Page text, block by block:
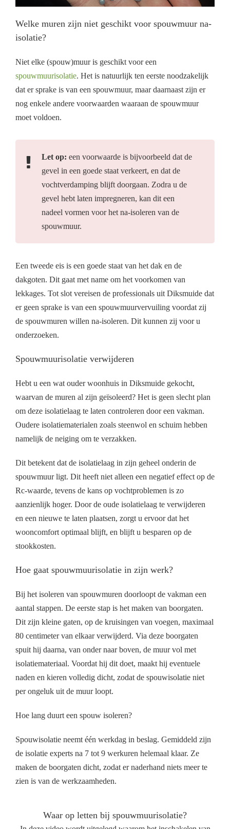
Welke muren zijn niet geschikt voor spouwmuur na-
isolatie?
Niet elke (spouw)muur is geschikt voor een
spouwmuurisolatie. Het is natuurlijk ten eerste noodzakelijk
dat er sprake is van een spouwmuur, maar daarnaast zijn er
nog enkele andere voorwaarden waaraan de spouwmuur
moet voldoen.
Let op: een voorwaarde is bijvoorbeeld dat de
gevel in een goede staat verkeert, en dat de
vochtverdamping blijft doorgaan. Zodra u de
gevel hebt laten impregneren, kan dit een
nadeel vormen voor het na-isoleren van de
spouwmuur.
Een tweede eis is een goede staat van het dak en de
dakgoten. Dit gaat met name om het voorkomen van
lekkages. Tot slot vereisen de professionals uit Diksmuide dat
er geen sprake is van een spouwmuurvervuiling voordat zij
de spouwmuren willen na-isoleren. Dit kunnen zij voor u
onderzoeken.
Spouwmuurisolatie verwijderen
Hebt u een wat ouder woonhuis in Diksmuide gekocht,
waarvan de muren al zijn geïsoleerd? Het is geen slecht plan
om deze isolatielaag te laten controleren door een vakman.
Oudere isolatiematerialen zoals steenwol en schuim hebben
namelijk de neiging om te verzakken.
Dit betekent dat de isolatielaag in zijn geheel onderin de
spouwmuur ligt. Dit heeft niet alleen een negatief effect op de
Rc-waarde, tevens de kans op vochtproblemen is zo
aanzienlijk hoger. Door de oude isolatielaag te verwijderen
en een nieuwe te laten plaatsen, zorgt u ervoor dat het
wooncomfort optimaal blijft, en blijft u besparen op de
stookkosten.
Hoe gaat spouwmuurisolatie in zijn werk?
Bij het isoleren van spouwmuren doorloopt de vakman een
aantal stappen. De eerste stap is het maken van boorgaten.
Dit zijn kleine gaten, op de kruisingen van voegen, maximaal
80 centimeter van elkaar verwijderd. Via deze boorgaten
spuit hij daarna, van onder naar boven, de muur vol met
isolatiemateriaal. Voordat hij dit doet, maakt hij eventuele
naden en kieren volledig dicht, zodat de spouwisolatie niet
per ongeluk uit de muur loopt.
Hoe lang duurt een spouw isoleren?
Spouwisolatie neemt één werkdag in beslag. Gemiddeld zijn
de isolatie experts na 7 tot 9 werkuren helemaal klaar. Ze
maken de boorgaten dicht, zodat er naderhand niets meer te
zien is van de werkzaamheden.
Waar op letten bij spouwmuurisolatie?